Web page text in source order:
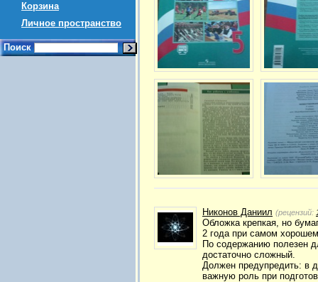
Корзина
Личное пространство
Поиск
Никонов Даниил (рецензий:
Обложка крепкая, но
2 года при самом
По содержанию полезен
достаточно сложный.
Должен предупредить: в
важную роль при